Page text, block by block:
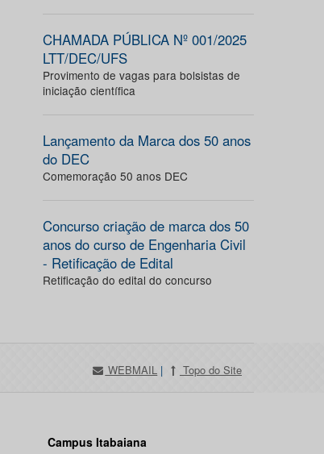
CHAMADA PÚBLICA Nº 001/2025
LTT/DEC/UFS
Provimento de vagas para bolsistas de
iniciação científica
Lançamento da Marca dos 50 anos
do DEC
Comemoração 50 anos DEC
Concurso criação de marca dos 50
anos do curso de Engenharia Civil
- Retificação de Edital
Retificação do edital do concurso
WEBMAIL | Topo do Site
Campus Itabaiana